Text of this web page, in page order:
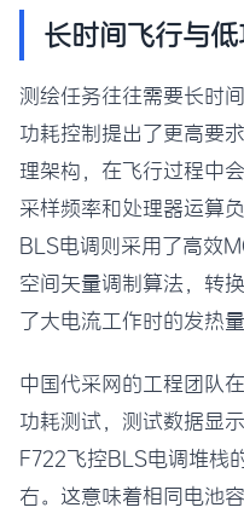
长时间飞行与
测绘任务往往需要长时
功耗控制提出了更高要
理架构，在飞行过程中
采样频率和处理器运算
BLS电调则采用了高效
空间矢量调制算法，转
了大电流工作时的发热量
中国代采网的工程团队
功耗测试，测试数据显
F722飞控BLS电调堆栈
右。这意味着相同电池